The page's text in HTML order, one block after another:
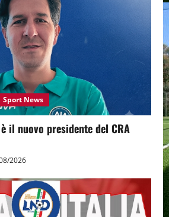
Sport News
il nuovo presidente del CRA
2026